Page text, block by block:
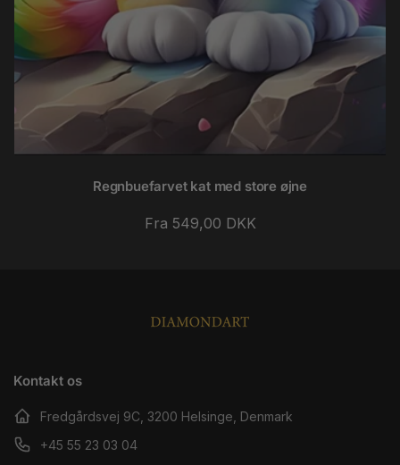
Regnbuefarvet kat med store øjne
Normalpris
Fra 549,00 DKK
Kontakt os
Fredgårdsvej 9C, 3200 Helsinge, Denmark
+45 55 23 03 04